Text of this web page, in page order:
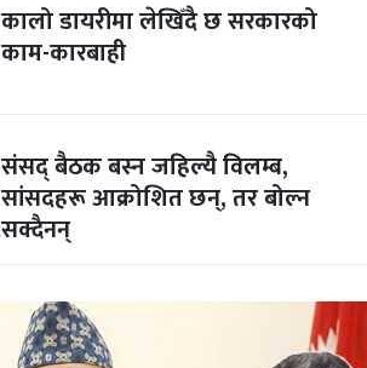
कालो डायरीमा लेखिँदै छ सरकारको
काम-कारबाही
संसद् बैठक बस्न जहिल्यै विलम्ब,
सांसदहरू आक्रोशित छन्, तर बोल्न
सक्दैनन्